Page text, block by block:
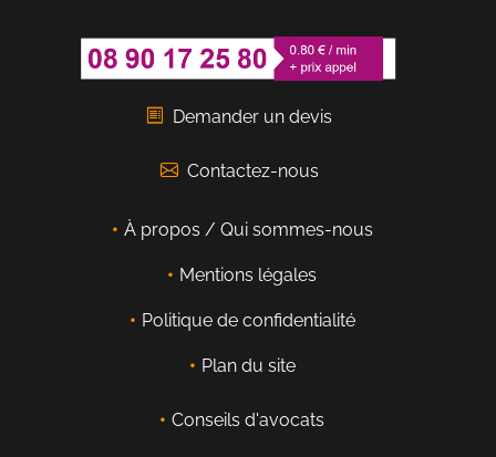
Demander un devis
Contactez-nous
À propos / Qui sommes-nous
Mentions légales
Politique de confidentialité
Plan du site
Conseils d'avocats